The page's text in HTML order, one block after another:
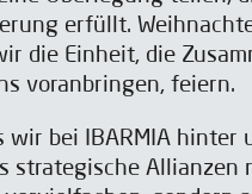
erfüllt.
die Einheit, die
voranbringen, feiern.
wir bei IBARMIA hinter
strategische Allianzen